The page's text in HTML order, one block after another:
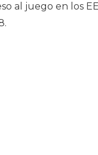
al juego en los